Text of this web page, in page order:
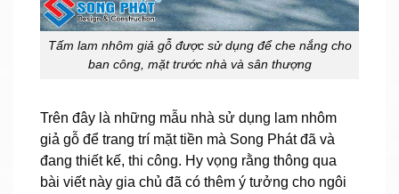
Tấm lam nhôm giả gỗ được sử dụng để che nắng cho
ban công, mặt trước nhà và sân thượng
Trên đây là những mẫu nhà sử dụng lam nhôm
giả gỗ để trang trí mặt tiền mà Song Phát đã và
đang thiết kế, thi công. Hy vọng rằng thông qua
bài viết này gia chủ đã có thêm ý tưởng cho ngôi